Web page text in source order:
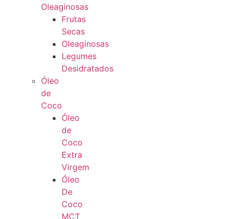
Oleaginosas
Frutas
Secas
Oleaginosas
Legumes
Desidratados
Óleo
de
Coco
Óleo
de
Coco
Extra
Virgem
Óleo
De
Coco
MCT